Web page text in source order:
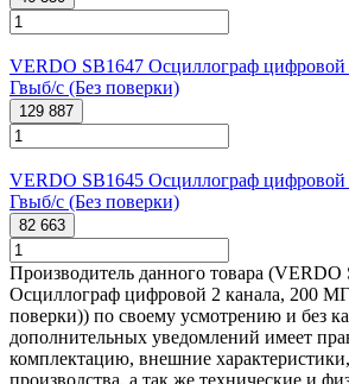
VERDO SB1647 Осциллограф цифровой
Гвыб/с (Без поверки)
129 887
VERDO SB1645 Осциллограф цифровой
Гвыб/с (Без поверки)
82 663
Производитель данного товара (VERDO
Осциллограф цифровой 2 канала, 200
поверки)) по своему усмотрению и без
дополнительных уведомлений имеет
комплектацию, внешние
производства, а так же технические и